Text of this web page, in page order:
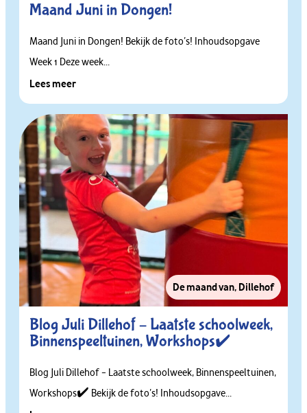
Maand Juni in Dongen!
Maand Juni in Dongen! Bekijk de foto’s! Inhoudsopgave
Week 1 Deze week...
Lees meer
De maand van, Dillehof
Blog Juli Dillehof – Laatste schoolweek,
Binnenspeeltuinen, Workshops✔️
Blog Juli Dillehof – Laatste schoolweek, Binnenspeeltuinen,
Workshops✔️ Bekijk de foto’s! Inhoudsopgave...